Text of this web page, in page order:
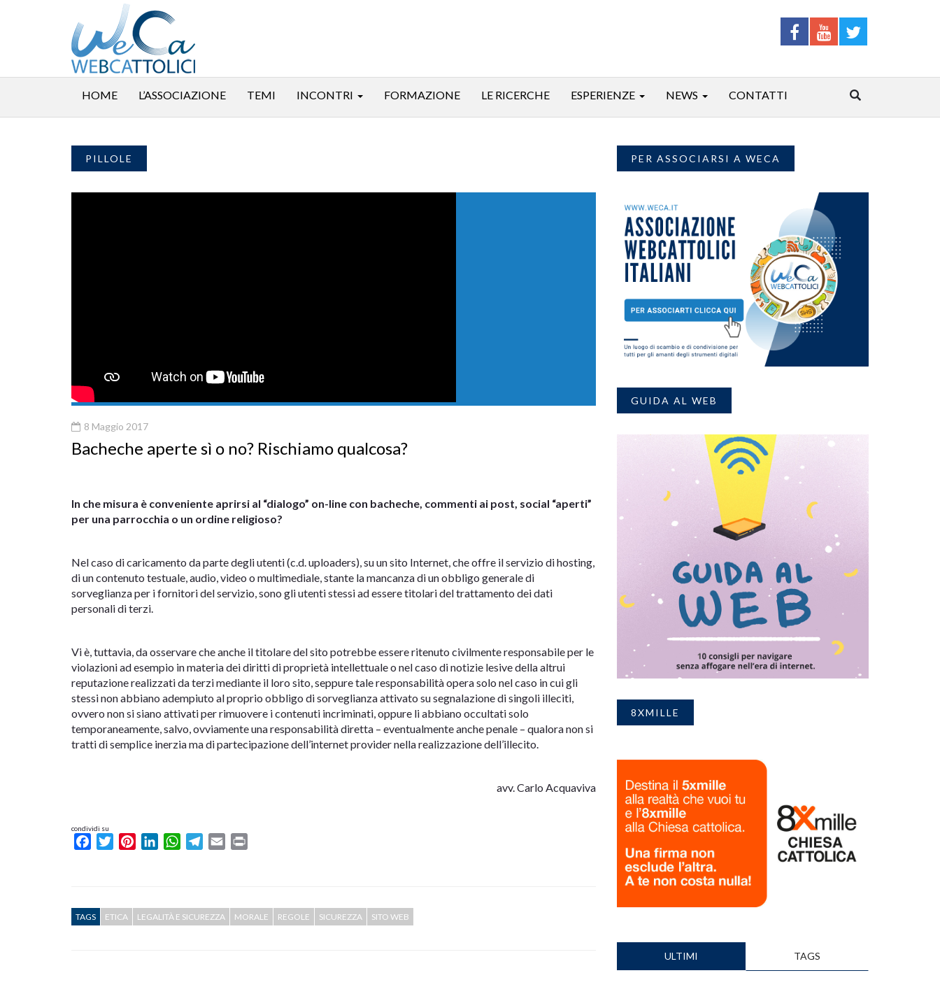
HOME L’ASSOCIAZIONE TEMI INCONTRI FORMAZIONE LE RICERCHE ESPERIENZE NEWS CONTATTI
PILLOLE
8 Maggio 2017
Bacheche aperte sì o no? Rischiamo qualcosa?
In che misura è conveniente aprirsi al “dialogo” on-line con bacheche, commenti ai post, social “aperti”
per una parrocchia o un ordine religioso?
Nel caso di caricamento da parte degli utenti (c.d. uploaders), su un sito Internet, che offre il servizio di hosting,
di un contenuto testuale, audio, video o multimediale, stante la mancanza di un obbligo generale di
sorveglianza per i fornitori del servizio, sono gli utenti stessi ad essere titolari del trattamento dei dati
personali di terzi.
Vi è, tuttavia, da osservare che anche il titolare del sito potrebbe essere ritenuto civilmente responsabile per le
violazioni ad esempio in materia dei diritti di proprietà intellettuale o nel caso di notizie lesive della altrui
reputazione realizzati da terzi mediante il loro sito, seppure tale responsabilità opera solo nel caso in cui gli
stessi non abbiano adempiuto al proprio obbligo di sorveglianza attivato su segnalazione di singoli illeciti,
ovvero non si siano attivati per rimuovere i contenuti incriminati, oppure li abbiano occultati solo
temporaneamente, salvo, ovviamente una responsabilità diretta – eventualmente anche penale – qualora non si
tratti di semplice inerzia ma di partecipazione dell’internet provider nella realizzazione dell’illecito.
avv. Carlo Acquaviva
condividi su
FacebookTwitterPinterestLinkedInWhatsAppTelegram
Email
TAGS ETICA LEGALITÀ E SICUREZZA MORALE REGOLE SICUREZZA SITO WEB
PER ASSOCIARSI A WECA
GUIDA AL WEB
8XMILLE
ULTIMI TAGS